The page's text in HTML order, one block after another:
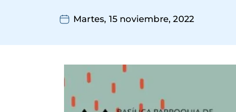
Martes, 15 noviembre, 2022